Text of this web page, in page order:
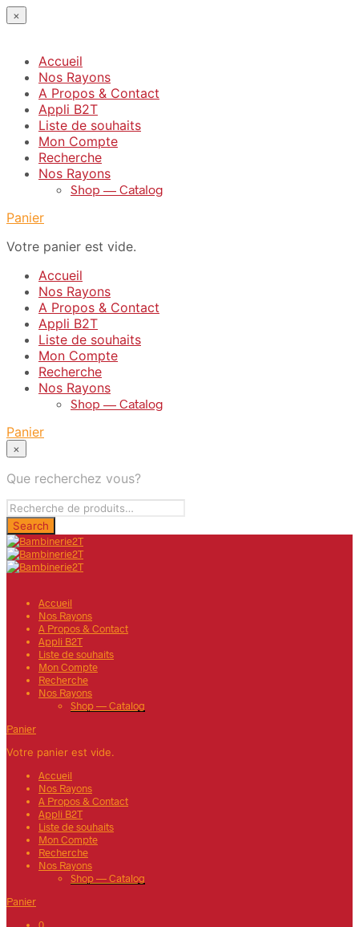
×
Accueil
Nos Rayons
A Propos & Contact
Appli B2T
Liste de souhaits
Mon Compte
Recherche
Nos Rayons
Shop — Catalog
Panier
Votre panier est vide.
Accueil
Nos Rayons
A Propos & Contact
Appli B2T
Liste de souhaits
Mon Compte
Recherche
Nos Rayons
Shop — Catalog
Panier
×
Que recherchez vous?
Accueil
Nos Rayons
A Propos & Contact
Appli B2T
Liste de souhaits
Mon Compte
Recherche
Nos Rayons
Shop — Catalog
Panier
Votre panier est vide.
Accueil
Nos Rayons
A Propos & Contact
Appli B2T
Liste de souhaits
Mon Compte
Recherche
Nos Rayons
Shop — Catalog
Panier